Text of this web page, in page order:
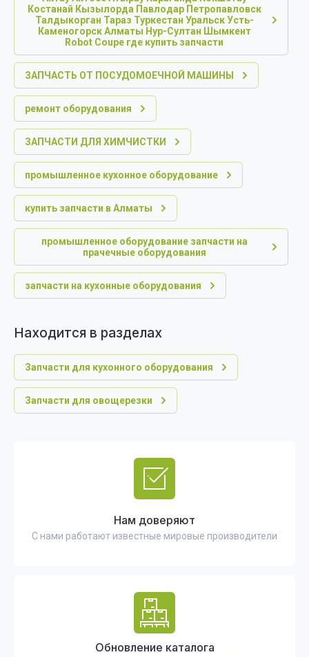
Костанай Кызылорда Павлодар Петропавловск
Талдыкорган Тараз Туркестан Уральск Усть-
Каменогорск Алматы Нур-Султан Шымкент
Robot Coupe где купить запчасти
ЗАПЧАСТЬ ОТ ПОСУДОМОЕЧНОЙ МАШИНЫ
ремонт оборудования
ЗАПЧАСТИ ДЛЯ ХИМЧИСТКИ
промышленное кухонное оборудование
купить запчасти в Алматы
промышленное оборудование запчасти на
прачечные оборудования
запчасти на кухонные оборудования
Находится в разделах
Запчасти для кухонного оборудования
Запчасти для овощерезки
Нам доверяют
С нами работают известные мировые производители
Обновление каталога